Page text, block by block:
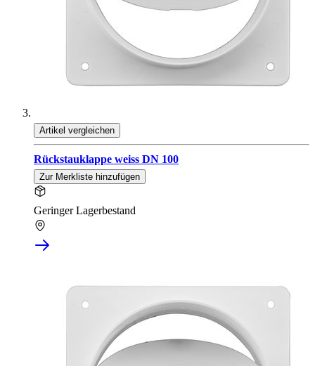
Artikel vergleichen
Rückstauklappe weiss DN 100
Zur Merkliste hinzufügen
Geringer Lagerbestand